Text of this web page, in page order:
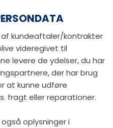
kundeaftaler/kontrakter
videregivet til
levere de ydelser, du har
der har brug
at kunne udføre
fragt eller reparationer.
oplysninger i